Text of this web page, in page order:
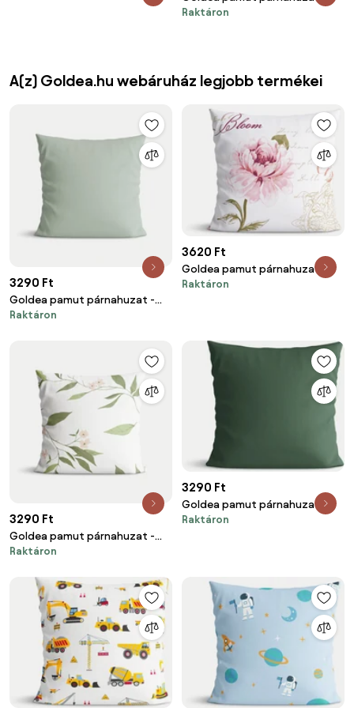
pálmák pasztell kék alapon 40 x
Raktáron
A(z) Goldea.hu webáruház legjobb termékei
3290 Ft
Goldea pamut párnahuzat -
zsálya színű 40 x 40 cm
Raktáron
3620 Ft
Goldea pamut párnahuzat -
pünkösdirózsa mintás 45 x 45
Raktáron
3290 Ft
Goldea pamut párnahuzat -
jázmin virágmintás 40 x 40 cm
Raktáron
3290 Ft
Goldea pamut párnahuzat -
sötétzöld 40 x 40 cm
Raktáron